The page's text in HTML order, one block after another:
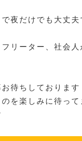
夜だけでも大丈夫
リーター、社会人
待ちしております
を楽しみに待って